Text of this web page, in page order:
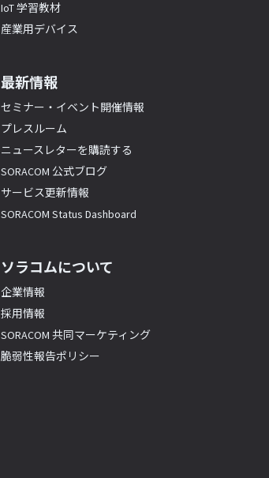
IoT 学習教材
産業用デバイス
最新情報
セミナー・イベント開催情報
プレスルーム
ニュースレターを購読する
SORACOM 公式ブログ
サービス更新情報
SORACOM Status Dashboard
ソラコムについて
企業情報
採用情報
SORACOM 共同マーケティング
脆弱性報告ポリシー